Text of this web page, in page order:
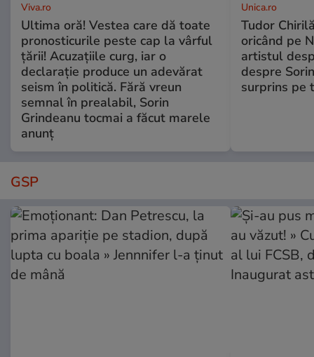
Viva.ro
Ultima oră! Vestea care dă toate
pronosticurile peste cap la vârful
țării! Acuzațiile curg, iar o
declarație produce un adevărat
seism în politică. Fără vreun
semnal în prealabil, Sorin
Grindeanu tocmai a făcut marele
anunț
Unica.ro
Tudor
oricând pe
artistul
despre
surprins pe
GSP